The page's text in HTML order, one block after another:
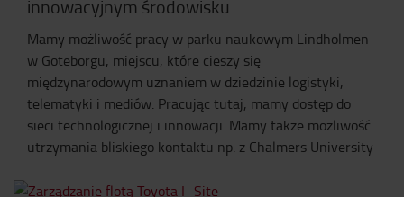
innowacyjnym środowisku
Mamy możliwość pracy w parku naukowym Lindholmen
w Goteborgu, miejscu, które cieszy się
międzynarodowym uznaniem w dziedzinie logistyki,
telematyki i mediów. Pracując tutaj, mamy dostęp do
sieci technologicznej i innowacji. Mamy także możliwość
utrzymania bliskiego kontaktu np. z Chalmers University